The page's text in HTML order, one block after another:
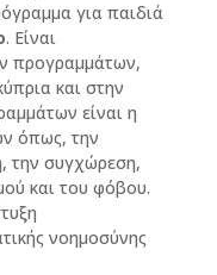
για παιδιά
. Είναι
προγραμμάτων,
και στην
είναι η
όπως, την
την συγχώρεση,
και του φόβου.
νοημοσύνης